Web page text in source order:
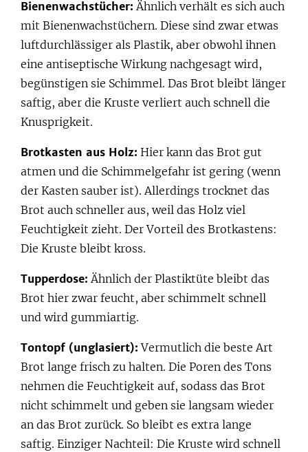
Bienenwachstücher: Ähnlich verhält es sich auch
mit Bienenwachstüchern. Diese sind zwar etwas
luftdurchlässiger als Plastik, aber obwohl ihnen
eine antiseptische Wirkung nachgesagt wird,
begünstigen sie Schimmel. Das Brot bleibt länger
saftig, aber die Kruste verliert auch schnell die
Knusprigkeit.
Brotkasten aus Holz: Hier kann das Brot gut
atmen und die Schimmelgefahr ist gering (wenn
der Kasten sauber ist). Allerdings trocknet das
Brot auch schneller aus, weil das Holz viel
Feuchtigkeit zieht. Der Vorteil des Brotkastens:
Die Kruste bleibt kross.
Tupperdose: Ähnlich der Plastiktüte bleibt das
Brot hier zwar feucht, aber schimmelt schnell
und wird gummiartig.
Tontopf (unglasiert): Vermutlich die beste Art
Brot lange frisch zu halten. Die Poren des Tons
nehmen die Feuchtigkeit auf, sodass das Brot
nicht schimmelt und geben sie langsam wieder
an das Brot zurück. So bleibt es extra lange
saftig. Einziger Nachteil: Die Kruste wird schnell